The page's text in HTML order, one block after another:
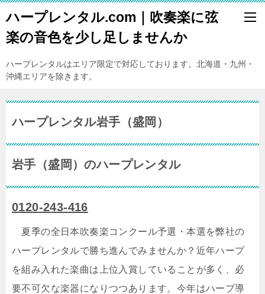
ハープレンタル.com｜吹奏楽に弦
楽の音色を少し足しませんか
ハープレンタルはエリア限定で対応しております。北海道・九州・
沖縄エリアを除きます。
ハープレンタル岩手（盛岡）
岩手（盛岡）のハープレンタル
0120-243-416
夏季の全日本吹奏楽コンクール予選・本選を弊社の
ハープレンタルで勝ち進んでみませんか？近年ハープ
を組み入れた楽曲は上位入賞していることが多く、必
要不可欠な楽器になりつつあります。今年はハープ導